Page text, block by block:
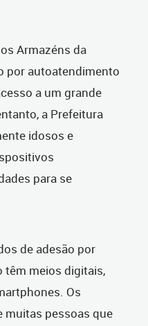
Armazéns da
por autoatendimento
a um grande
a Prefeitura
idosos e
para se
de adesão por
têm meios digitais,
Os
muitas pessoas que